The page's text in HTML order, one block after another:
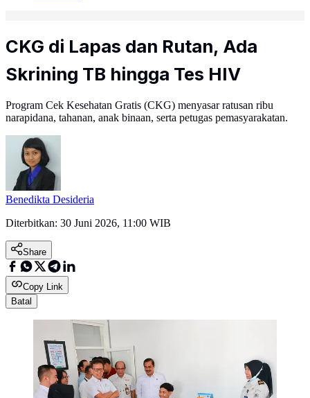
CKG di Lapas dan Rutan, Ada
Skrining TB hingga Tes HIV
Program Cek Kesehatan Gratis (CKG) menyasar ratusan ribu
narapidana, tahanan, anak binaan, serta petugas pemasyarakatan.
Benedikta Desideria
Diterbitkan: 30 Juni 2026, 11:00 WIB
Share
Copy Link
Batal